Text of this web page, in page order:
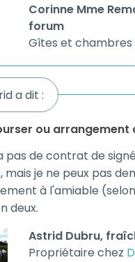
Corinne Mme
forum
Gîtes et chambres
a dit :
ou arrangement
pas de contrat de
mais je ne peux pas
à l'amiable
deux.
Astrid Dubru,
Propriétaire chez